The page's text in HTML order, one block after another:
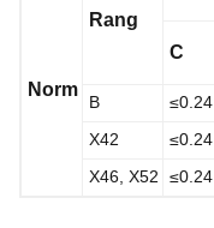
Norm
Rang
C
B ≤0.24
X42
≤0.24
X46, X52
≤0.24